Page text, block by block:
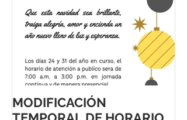
MODIFICACIÓN